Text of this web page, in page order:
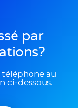
par
au
ci-dessous.